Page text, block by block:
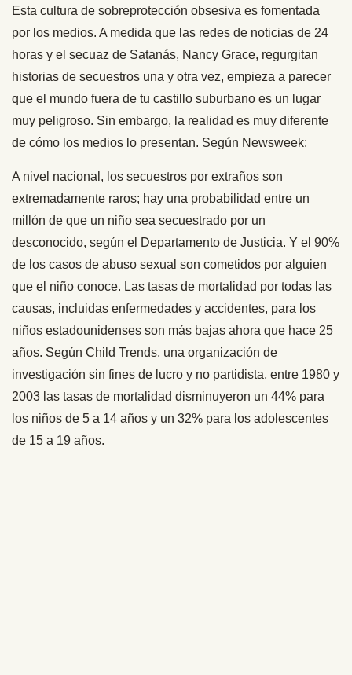
Esta cultura de sobreprotección obsesiva es fomentada
por los medios. A medida que las redes de noticias de 24
horas y el secuaz de Satanás, Nancy Grace, regurgitan
historias de secuestros una y otra vez, empieza a parecer
que el mundo fuera de tu castillo suburbano es un lugar
muy peligroso. Sin embargo, la realidad es muy diferente
de cómo los medios lo presentan. Según Newsweek:
A nivel nacional, los secuestros por extraños son
extremadamente raros; hay una probabilidad entre un
millón de que un niño sea secuestrado por un
desconocido, según el Departamento de Justicia. Y el 90%
de los casos de abuso sexual son cometidos por alguien
que el niño conoce. Las tasas de mortalidad por todas las
causas, incluidas enfermedades y accidentes, para los
niños estadounidenses son más bajas ahora que hace 25
años. Según Child Trends, una organización de
investigación sin fines de lucro y no partidista, entre 1980 y
2003 las tasas de mortalidad disminuyeron un 44% para
los niños de 5 a 14 años y un 32% para los adolescentes
de 15 a 19 años.